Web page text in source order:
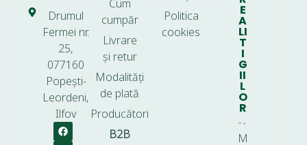
Drumul
Fermei nr.
25,
077160
Popești-
Leordeni,
Ilfov
Cum
cumpăr
Livrare
și retur
Modalități
de plată
Producători
B2B
Politica
cookies
E
A
LI
T
I
G
II
L
O
R
M